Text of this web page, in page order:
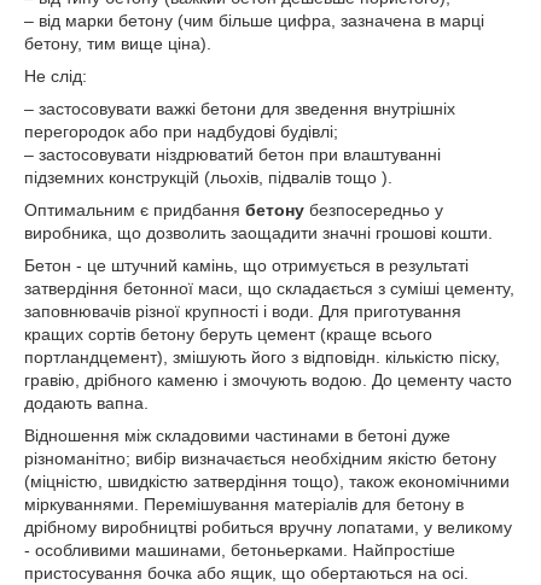
– від марки бетону (чим більше цифра, зазначена в марці
бетону, тим вище ціна).
Не слід:
– застосовувати важкі бетони для зведення внутрішніх
перегородок або при надбудові будівлі;
– застосовувати ніздрюватий бетон при влаштуванні
підземних конструкцій (льохів, підвалів тощо ).
Оптимальним є придбання бетону безпосередньо у
виробника, що дозволить заощадити значні грошові кошти.
Бетон - це штучний камінь, що отримується в результаті
затвердіння бетонної маси, що складається з суміші цементу,
заповнювачів різної крупності і води. Для приготування
кращих сортів бетону беруть цемент (краще всього
портландцемент), змішують його з відповідн. кількістю піску,
гравію, дрібного каменю і змочують водою. До цементу часто
додають вапна.
Відношення між складовими частинами в бетоні дуже
різноманітно; вибір визначається необхідним якістю бетону
(міцністю, швидкістю затвердіння тощо), також економічними
міркуваннями. Перемішування матеріалів для бетону в
дрібному виробництві робиться вручну лопатами, у великому
- особливими машинами, бетоньерками. Найпростіше
пристосування бочка або ящик, що обертаються на осі.